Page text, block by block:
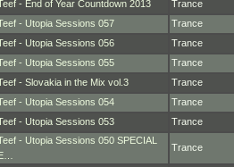
- End of Year Countdown 2013
Trance
- Utopia Sessions 057
Trance
- Utopia Sessions 056
Trance
- Utopia Sessions 055
Trance
- Slovakia in the Mix vol.3
Trance
- Utopia Sessions 054
Trance
- Utopia Sessions 053
Trance
- Utopia Sessions 050 SPECIAL
Trance